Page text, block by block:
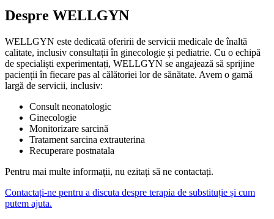
Despre WELLGYN
WELLGYN este dedicată oferirii de servicii medicale de înaltă
calitate, inclusiv consultații în ginecologie și pediatrie. Cu o echipă
de specialiști experimentați, WELLGYN se angajează să sprijine
pacienții în fiecare pas al călătoriei lor de sănătate. Avem o gamă
largă de servicii, inclusiv:
Consult neonatologic
Ginecologie
Monitorizare sarcină
Tratament sarcina extrauterina
Recuperare postnatala
Pentru mai multe informații, nu ezitați să ne contactați.
Contactați-ne pentru a discuta despre terapia de substituție și cum
putem ajuta.